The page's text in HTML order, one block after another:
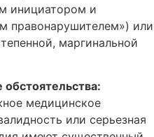
инициатором и
правонарушителем») или
маргинальной
медицинское
или серьезная